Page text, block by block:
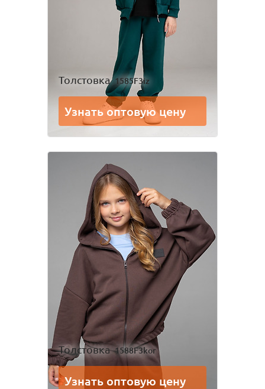
Толстовка 1585F3iz
Узнать оптовую цену
Толстовка 1588F3kor
Узнать оптовую цену